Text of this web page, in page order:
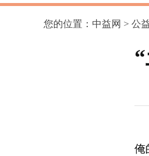
您的位置： 中益网 > 公
俺